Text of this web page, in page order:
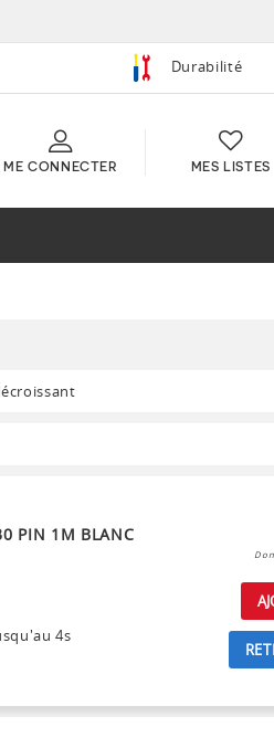
Durabilité
ME CONNECTER MES LISTES
PIN 1M BLANC
4s